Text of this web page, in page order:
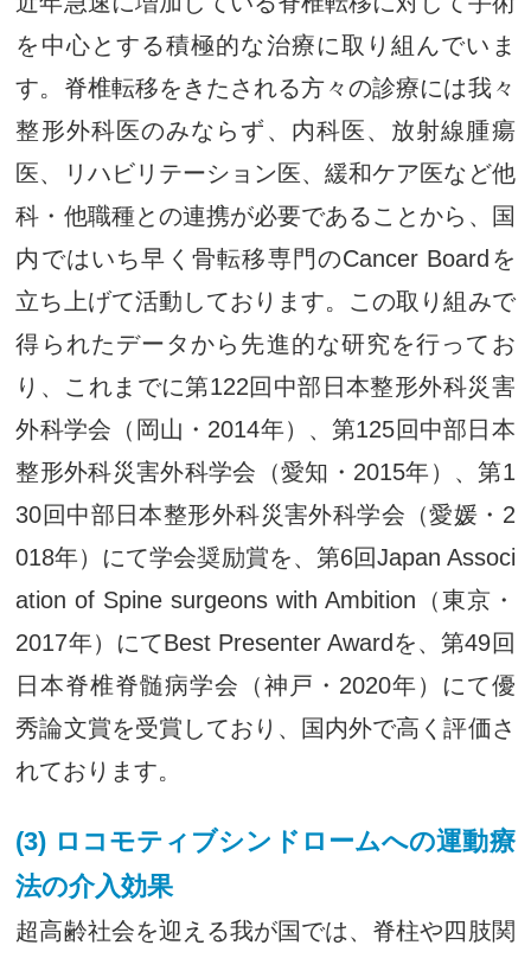
を中心とする積極的な治療に取り組んでいま
す。脊椎転移をきたされる方々の診療には我々
整形外科医のみならず、内科医、放射線腫瘍
医、リハビリテーション医、緩和ケア医など他
科・他職種との連携が必要であることから、国
内ではいち早く骨転移専門のCancer Boardを
立ち上げて活動しております。この取り組みで
得られたデータから先進的な研究を行ってお
り、これまでに第122回中部日本整形外科災害
外科学会（岡山・2014年）、第125回中部日本
整形外科災害外科学会（愛知・2015年）、第1
30回中部日本整形外科災害外科学会（愛媛・2
018年）にて学会奨励賞を、第6回Japan Associ
ation of Spine surgeons with Ambition（東京・
2017年）にてBest Presenter Awardを、第49回
日本脊椎脊髄病学会（神戸・2020年）にて優
秀論文賞を受賞しており、国内外で高く評価さ
れております。
(3) ロコモティブシンドロームへの運動療
法の介入効果
超高齢社会を迎える我が国では、脊柱や四肢関